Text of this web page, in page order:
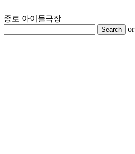
종로 아이들극장
Search or